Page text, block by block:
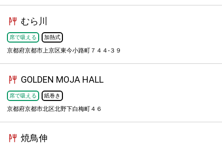
むら川
席で吸える 加熱式
京都府京都市上京区東今小路町７４４-３９
GOLDEN MOJA HALL
席で吸える 紙巻き
京都府京都市北区北野下白梅町４６
焼鳥伸